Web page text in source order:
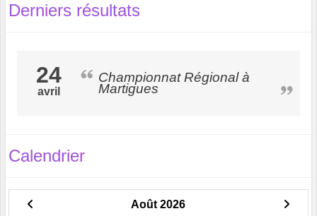
Derniers résultats
24
avril
Championnat Régional à
Martigues
Calendrier
Août 2026